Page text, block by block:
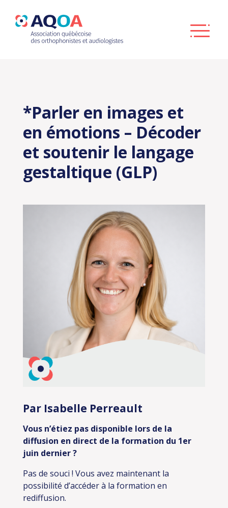
*Parler en images et
en émotions – Décoder
et soutenir le langage
gestaltique (GLP)
Par Isabelle Perreault
Vous n’étiez pas disponible lors de la
diffusion en direct de la formation du 1er
juin dernier ?
Pas de souci ! Vous avez maintenant la
possibilité d’accéder à la formation en
rediffusion.